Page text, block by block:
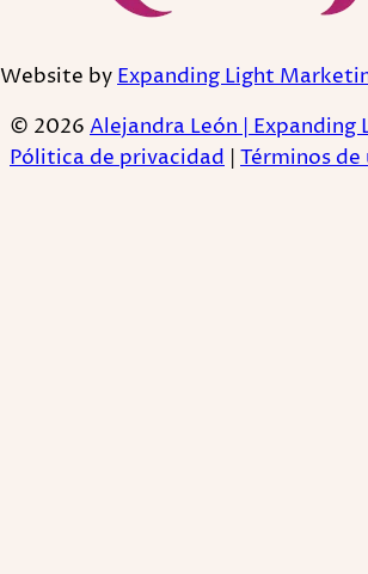
Website byExpanding Light
© 2026 Alejandra León | Expanding
Pólitica de privacidad Términos de